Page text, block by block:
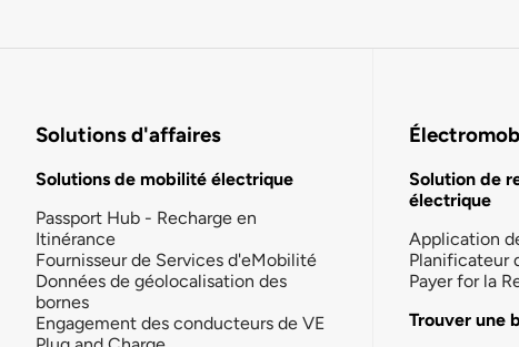
Solutions d'affaires
Solutions de mobilité électrique
Passport Hub - Recharge en
Itinérance
Fournisseur de Services d'eMobilité
Données de géolocalisation des
bornes
Engagement des conducteurs de VE
Solution de
électrique
Application
Planificateur
Payer for la
Trouver une